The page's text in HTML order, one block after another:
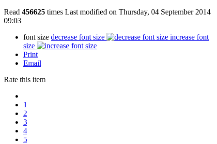
Read 456625 times Last modified on Thursday, 04 September 2014
09:03
font size decrease font size
increase font
size
Print
Email
Rate this item
1
2
3
4
5